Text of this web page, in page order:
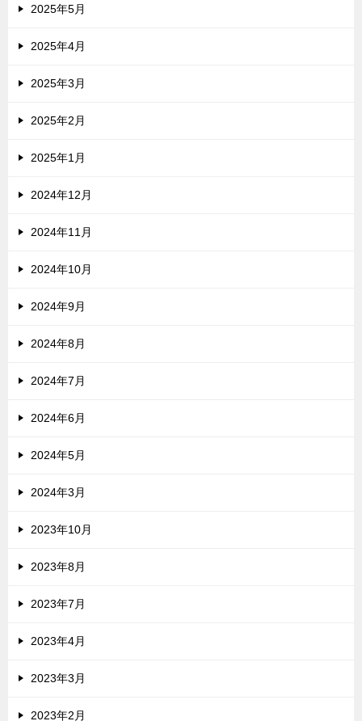
2025年5月
2025年4月
2025年3月
2025年2月
2025年1月
2024年12月
2024年11月
2024年10月
2024年9月
2024年8月
2024年7月
2024年6月
2024年5月
2024年3月
2023年10月
2023年8月
2023年7月
2023年4月
2023年3月
2023年2月